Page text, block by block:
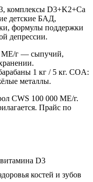
комплексы D3+K2+Ca
детские БАД,
формулы поддержки
депрессии.
МЕ/г — сыпучий,
1 кг / 5 кг. COA:
металлы.
CWS 100 000 МЕ/г.
Прайс по
D3
костей и зубов